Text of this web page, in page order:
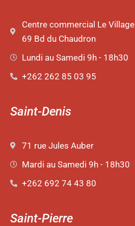
Centre commercial Le Village
69 Bd du Chaudron
Lundi au Samedi 9h - 18h30
+262 262 85 03 95
Saint-Denis
71 rue Jules Auber
Mardi au Samedi 9h - 18h30
+262 692 74 43 80
Saint-Pierre